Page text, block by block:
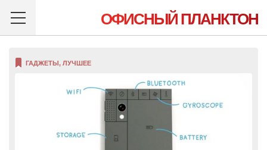
ОФИСНЫЙ ПЛАНКТОН
ГАДЖЕТЫ, ЛУЧШЕЕ